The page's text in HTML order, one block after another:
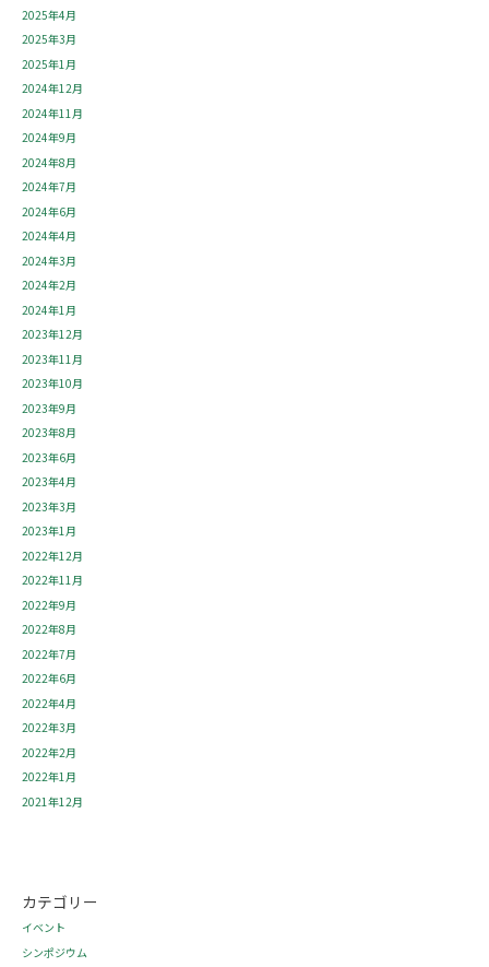
2025年4月
2025年3月
2025年1月
2024年12月
2024年11月
2024年9月
2024年8月
2024年7月
2024年6月
2024年4月
2024年3月
2024年2月
2024年1月
2023年12月
2023年11月
2023年10月
2023年9月
2023年8月
2023年6月
2023年4月
2023年3月
2023年1月
2022年12月
2022年11月
2022年9月
2022年8月
2022年7月
2022年6月
2022年4月
2022年3月
2022年2月
2022年1月
2021年12月
カテゴリー
イベント
シンポジウム